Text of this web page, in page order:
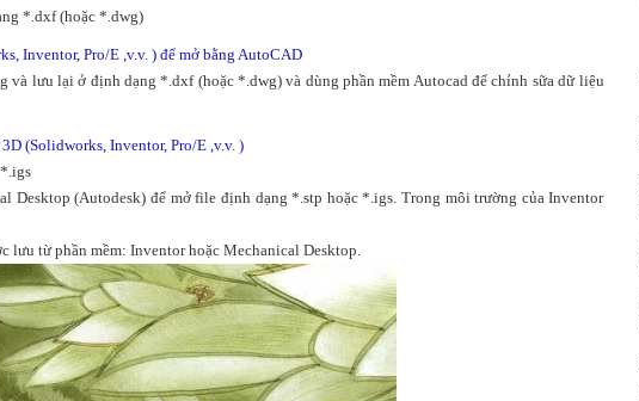
*.dxf (hoặc *.dwg)
Inventor, Pro/E ,v.v. ) để mở bằng AutoCAD
và lưu lại ở định dạng *.dxf (hoặc *.dwg) và dùng phần mềm Autocad để chỉnh sữa dữ liệu
(Solidworks, Inventor, Pro/E ,v.v. )
Desktop (Autodesk) để mở file định dạng *.stp hoặc *.igs. Trong môi trường của Inventor
lưu từ phần mềm: Inventor hoặc Mechanical Desktop.